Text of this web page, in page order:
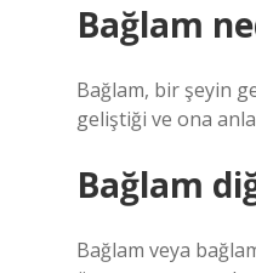
Bağlam
Bağlam, bir şeyin
geliştiği ve ona
Bağlam
Bağlam veya